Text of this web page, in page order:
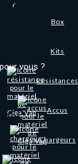
Box
Kits
Résistances
Accus
Chargeurs
vous ?